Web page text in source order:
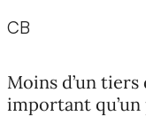
CB
Moins d’un
important